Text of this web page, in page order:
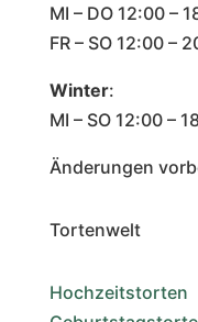
MI – DO 12:00 –
FR – SO 12:00 –
Winter:
MI – SO 12:00 –
Änderungen
Tortenwelt
Hochzeitstorten